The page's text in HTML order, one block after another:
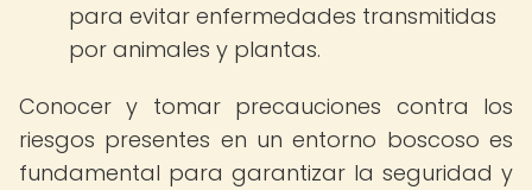
para evitar enfermedades transmitidas
por animales y plantas.
Conocer y tomar precauciones contra los
riesgos presentes en un entorno boscoso es
fundamental para garantizar la seguridad y